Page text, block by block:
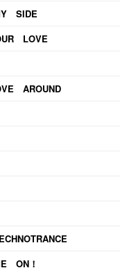
SIDE
LOVE
AROUND
ON！